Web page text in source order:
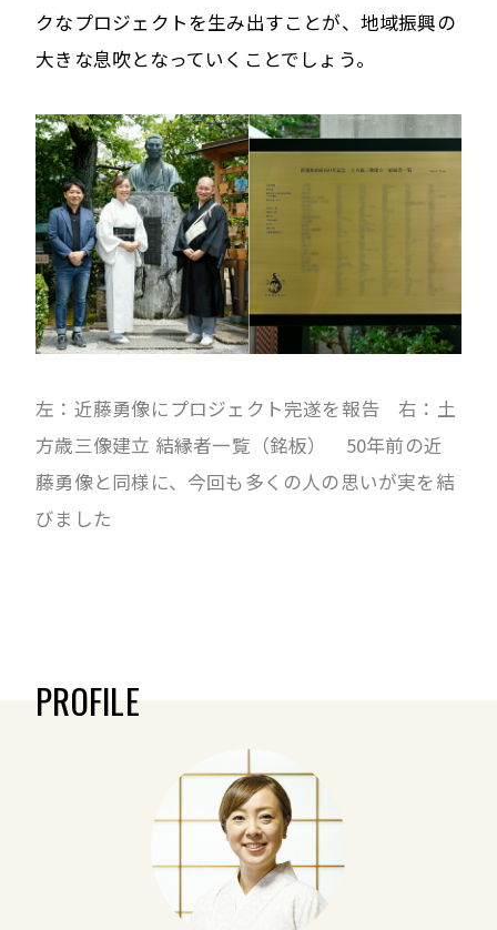
クなプロジェクトを生み出すことが、地域振興の
大きな息吹となっていくことでしょう。
左：近藤勇像にプロジェクト完遂を報告 右：土
方歳三像建立 結縁者一覧（銘板） 50年前の近
藤勇像と同様に、今回も多くの人の思いが実を結
びました
PROFILE